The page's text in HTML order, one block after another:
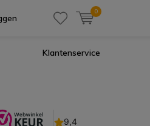
0
Klantenservice